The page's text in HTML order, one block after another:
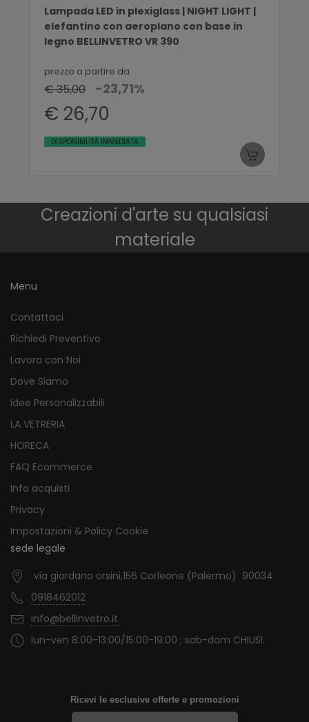
Lampada LED in plexiglass | NIGHT LIGHT |
elefantino con aeroplano con base in
legno BELLINVETRO VR 390
prezzo a partire da
€ 35,00 -23,71%
€ 26,70
DISPONIBILITÀ IMMEDIATA
Creazioni d'arte su qualsiasi
materiale
Menu
Contattaci
Richiedi Preventivo
Lavora con Noi
Dove Siamo
Idee Personalizzabili
LA VETRERIA
HORECA
FAQ Ecommerce
Info acquisti
Privacy
Impostazioni & Policy Cookie
sede legale
via giordano orsini,156 Corleone (Palermo) 90034
0918462012
info@bellinvetro.it
lun-ven 8:00-13:00/15:00-19:00 ; sab-dom CHIUSI.
Ricevi le esclusive offerte e promozioni